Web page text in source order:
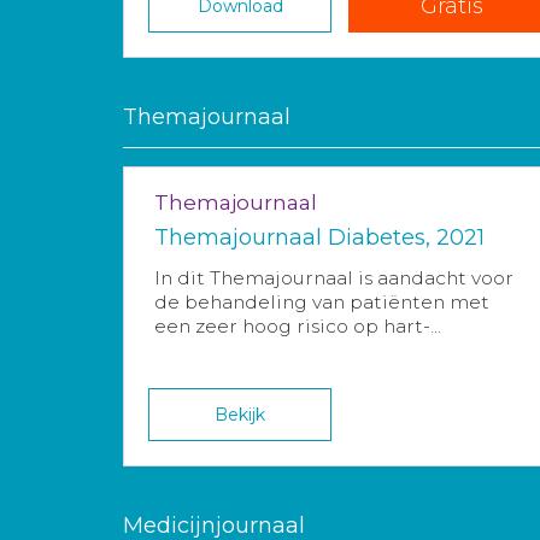
Download Gratis
Themajournaal
Themajournaal
Themajournaal Diabetes, 2021
In dit Themajournaal is aandacht voor
de behandeling van patiënten met
een zeer hoog risico op hart-...
Bekijk
Medicijnjournaal